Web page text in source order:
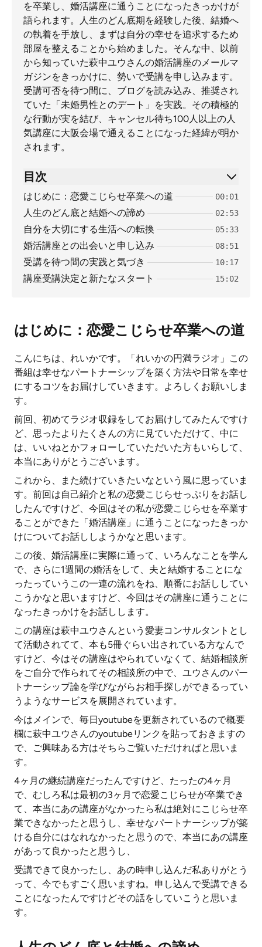
を卒業し、婚活講座に通うことになったきっかけが
語られます。人生のどん底期を経験した後、結婚へ
の執着を手放し、まずは自分の幸せを追求するため
部屋を整えることから始めました。そんな中、以前
から知っていた萩中ユウさんの婚活講座のメールマ
ガジンをきっかけに、勢いで受講を申し込みます。
受講可否を待つ間に、ブログを読み込み、推奨され
ていた「未婚男性とのデート」を実践。その積極的
な行動が実を結び、キャンセル待ち100人以上の人
気講座に大阪会場で通えることになった経緯が明か
されます。
目次
はじめに：恋愛こじらせ卒業への道 00:01
人生のどん底と結婚への諦め 02:53
自分を大切にする生活への転換 05:33
婚活講座との出会いと申し込み 08:51
受講を待つ間の実践と気づき 10:17
講座受講決定と新たなスタート 15:02
はじめに：恋愛こじらせ卒業への道
こんにちは、れいかです。「れいかの円満ラジオ」この
番組は幸せなパートナーシップを築く方法や日常を幸せ
にするコツをお届けしていきます。よろしくお願いしま
す。
前回、初めてラジオ収録をしてお届けしてみたんですけ
ど、思ったよりたくさんの方に見ていただけて、中に
は、いいねとかフォローしていただいた方もいらして、
本当にありがとうございます。
これから、また続けていきたいなという風に思っていま
す。前回は自己紹介と私の恋愛こじらせっぷりをお話し
したんですけど、今回はその私が恋愛こじらせを卒業す
ることができた「婚活講座」に通うことになったきっか
けについてお話ししようかなと思います。
この後、婚活講座に実際に通って、いろんなことを学ん
で、さらに1週間の婚活をして、夫と結婚することにな
ったっていうこの一連の流れをね、順番にお話ししてい
こうかなと思いますけど、今回はその講座に通うことに
なったきっかけをお話しします。
この講座は萩中ユウさんという愛妻コンサルタントとし
て活動されてて、本も5冊ぐらい出されている方なんで
すけど、今はその講座はやられていなくて、結婚相談所
をご自分で作られてその相談所の中で、ユウさんのパー
トナーシップ論を学びながらお相手探しができるってい
うようなサービスを展開されています。
今はメインで、毎日youtubeを更新されているので概要
欄に萩中ユウさんのyoutubeリンクを貼っておきますの
で、ご興味ある方はそちらご覧いただければと思いま
す。
4ヶ月の継続講座だったんですけど、たったの4ヶ月
で、むしろ私は最初の3ヶ月で恋愛こじらせが卒業でき
て、本当にあの講座がなかったら私は絶対にこじらせ卒
業できなかったと思うし、幸せなパートナーシップが築
ける自分にはなれなかったと思うので、本当にあの講座
があって良かったと思うし、
受講できて良かったし、あの時申し込んだ私ありがとう
って、今でもすごく思いますね。申し込んで受講できる
ことになったんですけどその話をしていこうと思いま
す。